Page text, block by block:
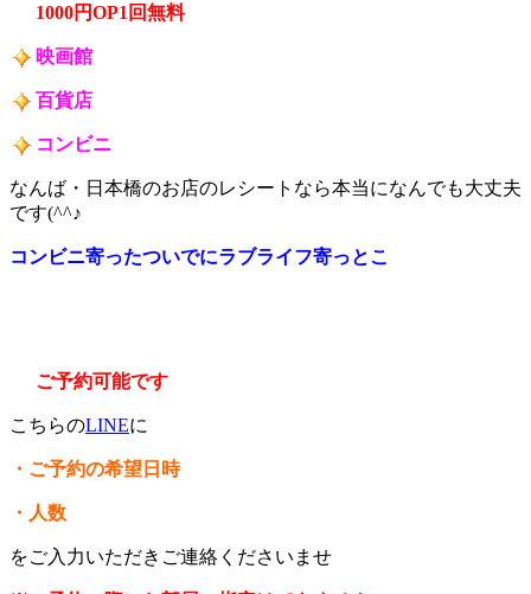
1000円OP1回無料
映画館
百貨店
コンビニ
なんば・日本橋のお店のレシートなら本当になんでも大丈夫
です(^^♪
コンビニ寄ったついでにラブライフ寄っとこ
ご予約可能です
こちらのLINEに
・ご予約の希望日時
・人数
をご入力いただきご連絡くださいませ